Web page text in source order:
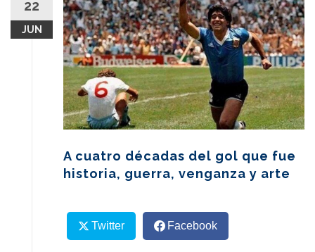
content
22
JUN
A cuatro décadas del gol que fue
historia, guerra, venganza y arte
Twitter Facebook